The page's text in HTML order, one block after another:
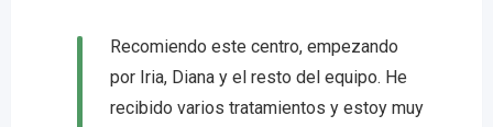
Recomiendo este centro, empezando
por Iria, Diana y el resto del equipo. He
recibido varios tratamientos y estoy muy